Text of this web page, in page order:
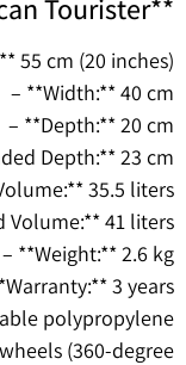
Tourister**
55 cm (20 inches)
– **Width:** 40 cm
– **Depth:** 20 cm
Depth:** 23 cm
35.5 liters
Volume:** 41 liters
– **Weight:** 2.6 kg
3 years
polypropylene
(360-degree